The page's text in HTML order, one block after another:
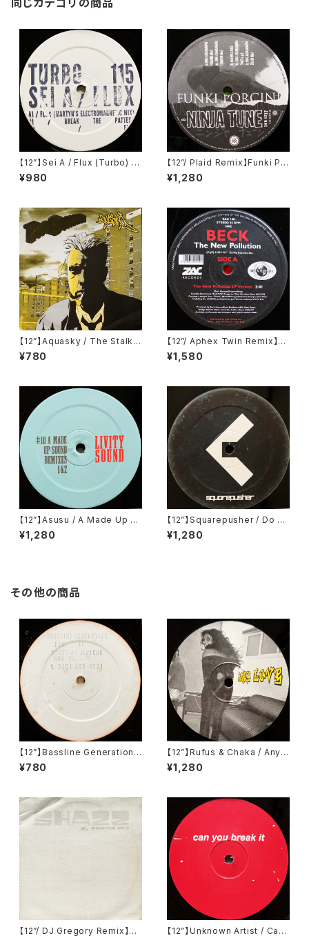
同じカテゴリの商品
【12”】Sei A / Flux (Turbo) (T
urbo 115)
¥980
【12”/ Plaid Remix】Funki Po
rcini / King Ashabanapal (N
inja Tune) (zen 1237)
¥1,280
【12”】Aquasky / The Stalke
r / Bulletproof (Moving Sha
dow) (SHADOW 132)
¥780
【12”/ Aphex Twin Remix】B
eck / The New Pollution (Z
ac Records) (ZAC 148)
¥1,580
【12”】Asusu / A Made Up S
ound Remixes 1 & 2 (Livity
Sound) (Livity 010)
¥1,280
【12”】Squarepusher / Do Yo
u Know Squarepusher? (W
arp Records) (WAP 155)
¥1,280
その他の商品
【12”】Bassline Generation /
Cool Scool / Horns Of Jeri
cho (Kickin' Underground
¥780
【12”】Rufus & Chaka / Any L
ove (Remix) (Ransom Rec
ords) (AN001)
¥1,280
【12”/ DJ Gregory Remix】Sh
【12”】Unknown Artist / Can